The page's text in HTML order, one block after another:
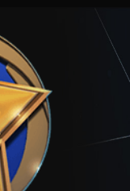
$40,000